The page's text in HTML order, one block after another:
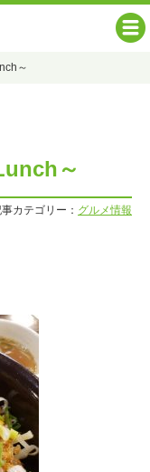
～
～
カテゴリー： グルメ情報